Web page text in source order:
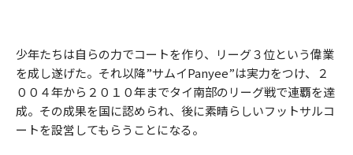
少年たちは自らの力でコートを作り、リーグ３位という偉業
を成し遂げた。それ以降”サムイPanyee”は実力をつけ、２
００４年から２０１０年までタイ南部のリーグ戦で連覇を達
成。その成果を国に認められ、後に素晴らしいフットサルコ
ートを設営してもらうことになる。